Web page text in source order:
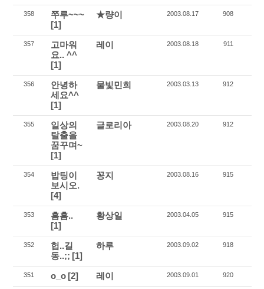
358
쭈루~~~
[1]
★량이 2003.08.17 908
357
고마워
요.. ^^
[1]
레이 2003.08.18 911
356
안녕하
세요^^
[1]
물빛민희 2003.03.13 912
355
일상의
탈출을
꿈꾸며~
[1]
글로리아 2003.08.20 912
354
밥팅이
보시오.
[4]
꽁지 2003.08.16 915
353
흠흠..
[1]
황상일 2003.04.05 915
352
헙..길
동..;; [1]
하루 2003.09.02 918
351 o_o [2] 레이 2003.09.01 920